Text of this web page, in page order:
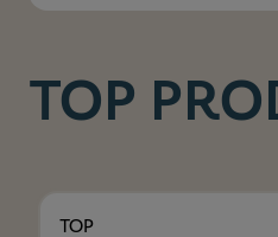
TOP
TOP